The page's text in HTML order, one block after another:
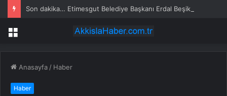
Menü
Anasayfa / Haber
Haber